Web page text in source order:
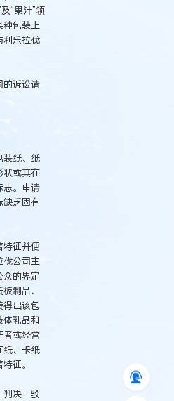
“果汁”领
种包装上
利乐拉伐
的诉讼请
装纸、纸
状或其在
志。申请
缺乏固有
特征并便
伐公司主
众的界定
制品、
得出该包
体乳品和
者或经营
纸、卡纸
征。
判决：驳